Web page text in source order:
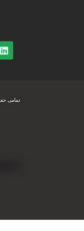
تمامی